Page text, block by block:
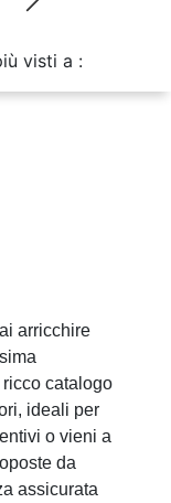
visti a :
arricchire
catalogo
ideali per
o vieni a
da
assicurata